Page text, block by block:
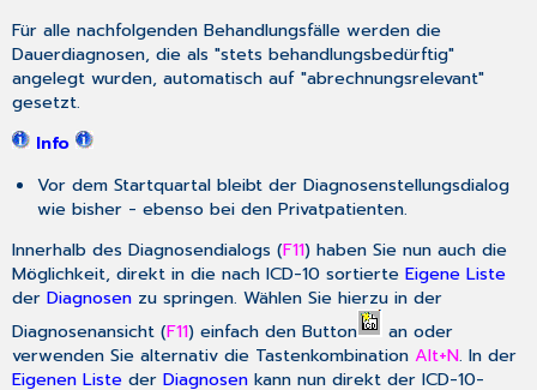
Für alle nachfolgenden Behandlungsfälle werden die
Dauerdiagnosen, die als "stets behandlungsbedürftig"
angelegt wurden, automatisch auf "abrechnungsrelevant"
gesetzt.
Info
Vor dem Startquartal bleibt der Diagnosenstellungsdialog
wie bisher - ebenso bei den Privatpatienten.
Innerhalb des Diagnosendialogs (F11) haben Sie nun auch die
Möglichkeit, direkt in die nach ICD-10 sortierteEigene Liste
derDiagnosen zu springen. Wählen Sie hierzu in der
Diagnosenansicht (F11) einfach den Button
an oder
verwenden Sie alternativ die TastenkombinationAlt+N. In der
Eigenen Liste derDiagnosen kann nun direkt der ICD-10-